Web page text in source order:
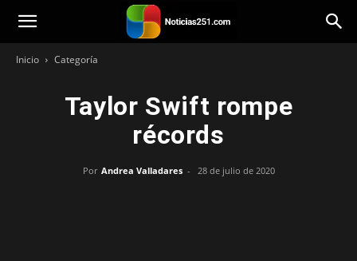
Noticias251
Inicio Categoría
Taylor Swift rompe
récords
Por Andrea Valladares - 28 de julio de 2020